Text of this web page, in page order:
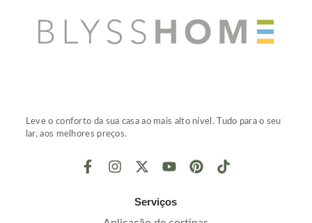
Leve o conforto da sua casa ao mais alto nível. Tudo para o seu
lar, aos melhores preços.
Serviços